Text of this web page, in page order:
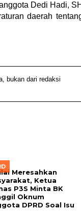
Dedi Hadi, SH
daerah
bukan dari redaksi
Meresahkan
Ketua
P3S Minta BK
Oknum
DPRD Soal Isu